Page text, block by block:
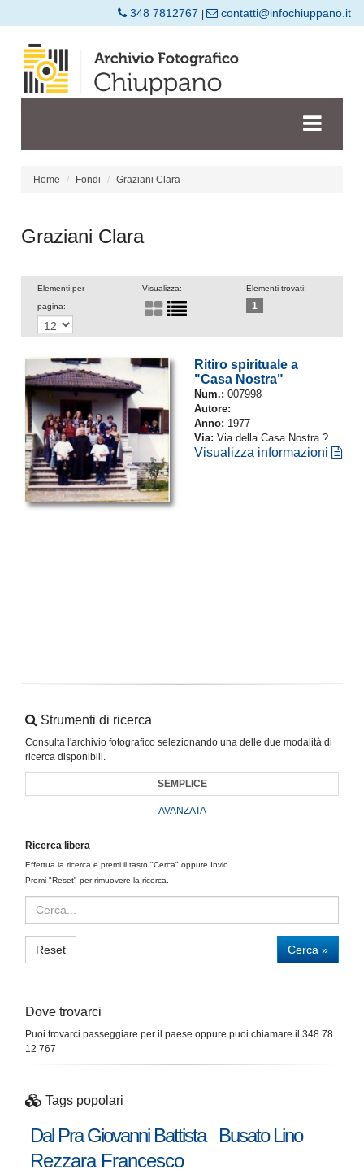
348 7812767 contatti@infochiuppano.it
Home Fondi Graziani Clara
Graziani Clara
Elementi per
pagina:
Visualizza: Elementi trovati:
1
Ritiro spirituale a
"Casa Nostra"
Num.: 007998
Autore:
Anno: 1977
Via: Via della Casa Nostra ?
Visualizza informazioni
Strumenti di ricerca
Consulta l'archivio fotografico selezionando una delle due modalità di
ricerca disponibili.
SEMPLICE
AVANZATA
Ricerca libera
Effettua la ricerca e premi il tasto "Cerca" oppure Invio.
Premi "Reset" per rimuovere la ricerca.
Reset Cerca »
Dove trovarci
Puoi trovarci passeggiare per il paese oppure puoi chiamare il 348 78
12 767
Tags popolari
Dal Pra Giovanni Battista
Busato Lino
Rezzara Francesco